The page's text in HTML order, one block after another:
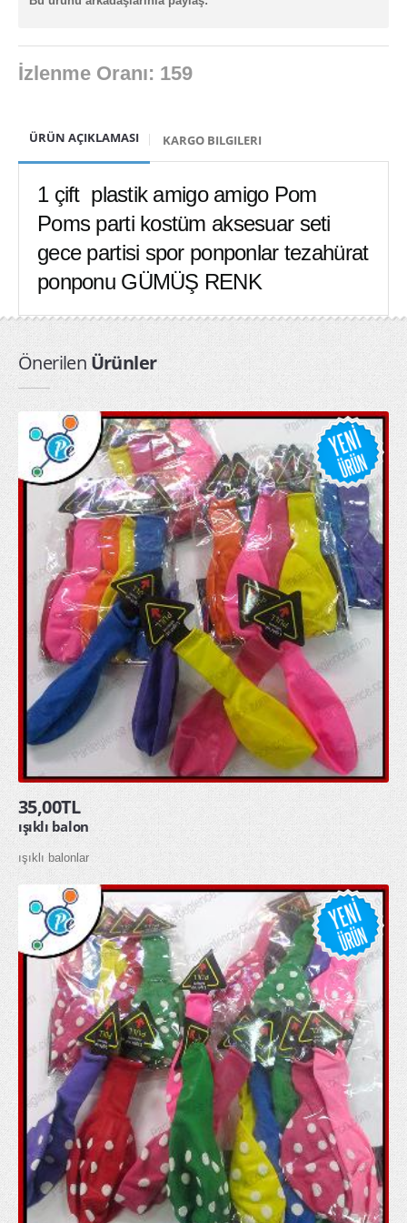
ışıklı bileklik
ışıklı çubuk toptan
Işıklı Çubuklar
ışıklı dekor & promosyon ürünler
ışıklı gözlükler
ışıklı kılıç
Işıklı Kirpi Yoyo & Toplar
ışıklı kravat
ışıklı pervane
ışıklı tabanca
Işıklı Taçlar
ışıklı tef
kullan at yağmurluk toptan
PARTİ ÜRÜNLERİ
arı kanadı
Kapı Duvar Süsleri
Parti Balonları
Parti Bardakları
Parti Fenerleri
Parti Gözlükleri
Parti Kanatları
Parti Kürdanları
Parti Mumları
Parti Tabakları
Parti Taçları
Peçeteler
pon pon ponpon gösteri ponponu
uğur böceği kanadı
GLOW ÜRÜNLER
glow bardak
glow bileklik
glow buz
glow çubuk
İzlenme Oranı: 159
ÜRÜN AÇIKLAMASI KARGO BILGILERI
1 çift plastik amigo amigo Pom
Poms parti kostüm aksesuar seti
gece partisi spor ponponlar tezahürat
ponponu GÜMÜŞ RENK
Önerilen Ürünler
35,00TL
ışıklı balon
ışıklı balonlar